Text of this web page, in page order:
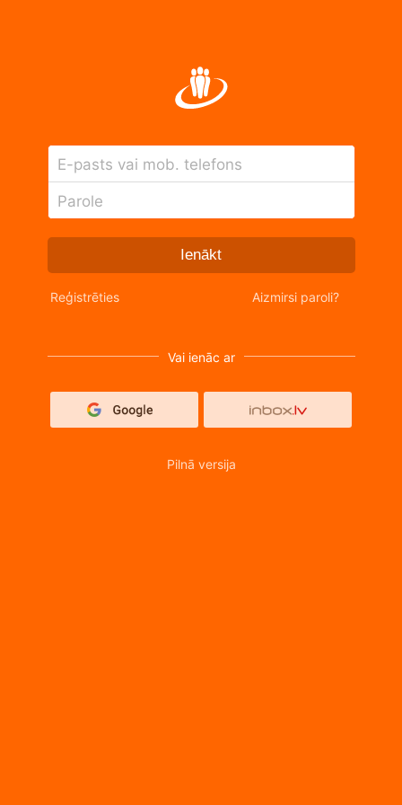
E-pasts vai mob. telefons
Parole
Ienākt
Reģistrēties Aizmirsi paroli?
Vai ienāc ar
Pilnā versija